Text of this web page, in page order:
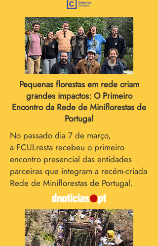
Pequenas florestas em rede criam
grandes impactos: O Primeiro
Encontro da Rede de Miniflorestas de
Portugal
No passado dia 7 de março,
a FCULresta recebeu o primeiro
encontro presencial das entidades
parceiras que integram a recém-criada
Rede de Miniflorestas de Portugal.